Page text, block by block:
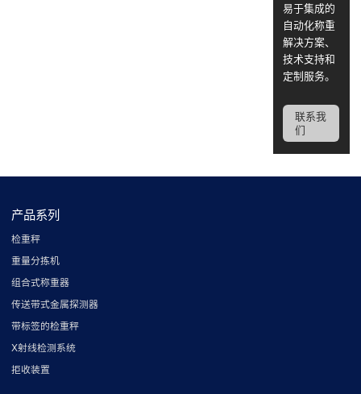
易于集成的
自动化称重
解决方案、
技术支持和
定制服务。
联系我
们
产品系列
检重秤
重量分拣机
组合式称重器
传送带式金属探测器
带标签的检重秤
X射线检测系统
拒收装置